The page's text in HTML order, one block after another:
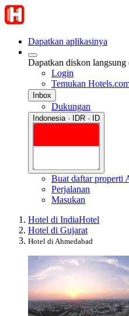
Dapatkan aplikasinya
Dapatkan diskon
Login
Temukan
Inbox
Dukungan
Indonesia · IDR · ID
Buat daftar properti
Perjalanan
Masukan
Hotel di IndiaHotel
Hotel di Gujarat
Hotel di Ahmedabad